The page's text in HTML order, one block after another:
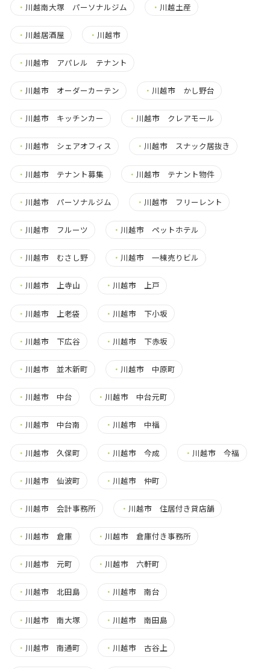
・ 川越南大塚 パーソナルジム ・ 川越土産
・ 川越居酒屋 ・ 川越市
・ 川越市 アパレル テナント
・ 川越市 オーダーカーテン ・ 川越市 かし野台
・ 川越市 キッチンカー ・ 川越市 クレアモール
・ 川越市 シェアオフィス ・ 川越市 スナック居抜き
・ 川越市 テナント募集 ・ 川越市 テナント物件
・ 川越市 パーソナルジム ・ 川越市 フリーレント
・ 川越市 フルーツ ・ 川越市 ペットホテル
・ 川越市 むさし野 ・ 川越市 一棟売りビル
・ 川越市 上寺山 ・ 川越市 上戸
・ 川越市 上老袋 ・ 川越市 下小坂
・ 川越市 下広谷 ・ 川越市 下赤坂
・ 川越市 並木新町 ・ 川越市 中原町
・ 川越市 中台 ・ 川越市 中台元町
・ 川越市 中台南 ・ 川越市 中福
・ 川越市 久保町 ・ 川越市 今成 ・ 川越市 今福
・ 川越市 仙波町 ・ 川越市 仲町
・ 川越市 会計事務所 ・ 川越市 住居付き貸店舗
・ 川越市 倉庫 ・ 川越市 倉庫付き事務所
・ 川越市 元町 ・ 川越市 六軒町
・ 川越市 北田島 ・ 川越市 南台
・ 川越市 南大塚 ・ 川越市 南田島
・ 川越市 南通町 ・ 川越市 古谷上